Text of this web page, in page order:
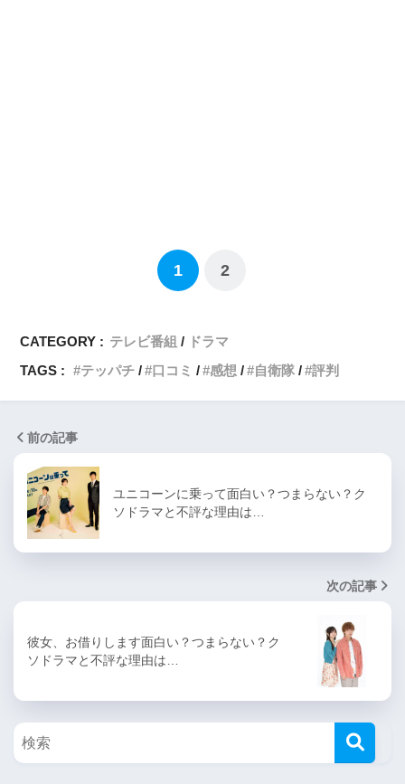
1 2
CATEGORY : テレビ番組
ドラマ
TAGS :
テッパチ 口コミ 感想 自衛隊 評判
前の記事
ユニコーンに乗って面白い？つまらない？ク
ソドラマと不評な理由は…
次の記事
彼女、お借りします面白い？つまらない？ク
ソドラマと不評な理由は…